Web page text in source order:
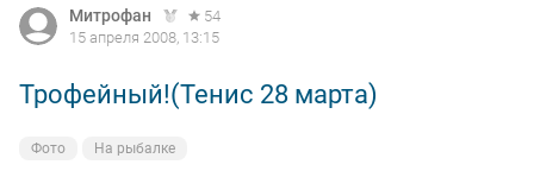
Митрофан
54
15 апреля 2008, 13:15
Трофейный!(Тенис 28 марта)
Фото На рыбалке